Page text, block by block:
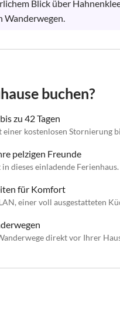
Blick über
Wanderwegen.
buchen?
zu 42 Tagen
einer kostenlosen Stornierung
pelzigen Freunde
dieses einladende Ferienhaus.
für Komfort
einer voll ausgestatteten
direkt vor Ihrer